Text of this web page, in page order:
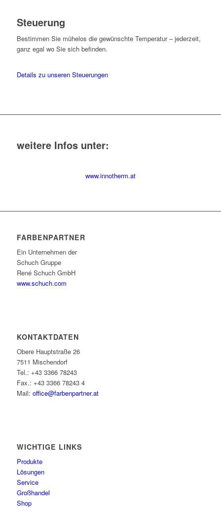
Steuerung
Bestimmen Sie mühelos die gewünschte Temperatur – jederzeit,
ganz egal wo Sie sich befinden.
Details zu unseren Steuerungen
weitere Infos unter:
www.innotherm.at
FARBENPARTNER
Ein Unternehmen der
Schuch Gruppe
René Schuch GmbH
www.schuch.com
KONTAKTDATEN
Obere Hauptstraße 26
7511 Mischendorf
Tel.: +43 3366 78243
Fax.: +43 3366 78243 4
Mail: office@farbenpartner.at
WICHTIGE LINKS
Produkte
Lösungen
Service
Großhandel
Shop